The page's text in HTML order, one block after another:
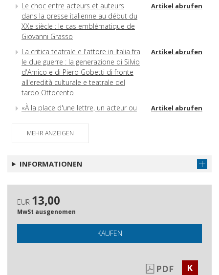
Le choc entre acteurs et auteurs
dans la presse italienne au début du
XXe siècle : le cas emblématique de
Giovanni Grasso
Artikel abrufen
La critica teatrale e l'attore in Italia fra
le due guerre : la generazione di Silvio
d'Amico e di Piero Gobetti di fronte
all'eredità culturale e teatrale del
tardo Ottocento
Artikel abrufen
«À la place d'une lettre, un acteur ou
Artikel abrufen
Les écoles de théâtre de Max Reinhardt et leur
Le Monde dramatique et les actrices
Artikel abrufen
Rachel vue par Janin : des débuts de
la vedette à l'immortalisation de la
tragédienne
Artikel abrufen
désaccords chez les critiques des
soeurs latines autour du jeu
Artikel abrufen
MEHR ANZEIGEN
INFORMATIONEN
EUR 13,00
MwSt ausgenomen
KAUFEN
PDF K